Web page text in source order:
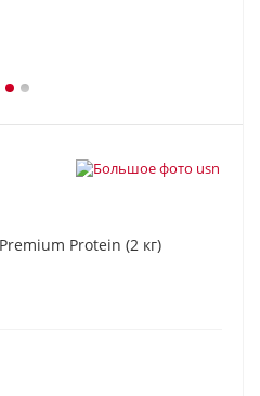
Protein (2 кг)